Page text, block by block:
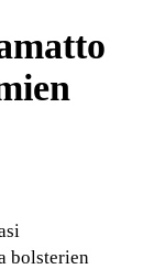
bolsterien